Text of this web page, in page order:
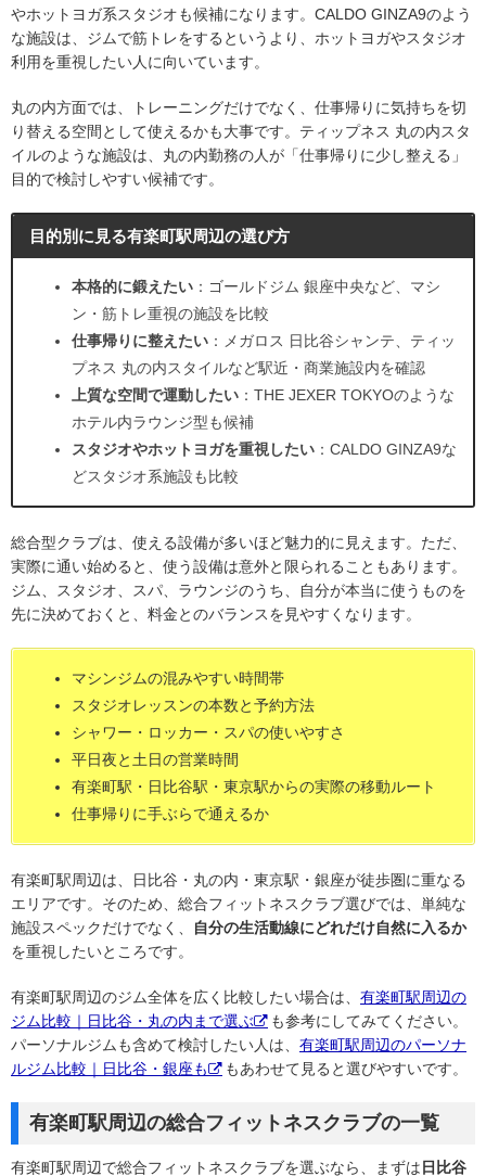
やホットヨガ系スタジオも候補になります。CALDO GINZA9のよう
な施設は、ジムで筋トレをするというより、ホットヨガやスタジオ
利用を重視したい人に向いています。
丸の内方面では、トレーニングだけでなく、仕事帰りに気持ちを切
り替える空間として使えるかも大事です。ティップネス 丸の内スタ
イルのような施設は、丸の内勤務の人が「仕事帰りに少し整える」
目的で検討しやすい候補です。
目的別に見る有楽町駅周辺の選び方
本格的に鍛えたい ：ゴールドジム 銀座中央など、マシ
ン・筋トレ重視の施設を比較
仕事帰りに整えたい ：メガロス 日比谷シャンテ、ティッ
プネス 丸の内スタイルなど駅近・商業施設内を確認
上質な空間で運動したい ：THE JEXER TOKYOのような
ホテル内ラウンジ型も候補
スタジオやホットヨガを重視したい ：CALDO GINZA9な
どスタジオ系施設も比較
総合型クラブは、使える設備が多いほど魅力的に見えます。ただ、
実際に通い始めると、使う設備は意外と限られることもあります。
ジム、スタジオ、スパ、ラウンジのうち、自分が本当に使うものを
先に決めておくと、料金とのバランスを見やすくなります。
マシンジムの混みやすい時間帯
スタジオレッスンの本数と予約方法
シャワー・ロッカー・スパの使いやすさ
平日夜と土日の営業時間
有楽町駅・日比谷駅・東京駅からの実際の移動ルート
仕事帰りに手ぶらで通えるか
有楽町駅周辺は、日比谷・丸の内・東京駅・銀座が徒歩圏に重なる
エリアです。そのため、総合フィットネスクラブ選びでは、単純な
施設スペックだけでなく、
自分の生活動線にどれだけ自然に入るか
を重視したいところです。
有楽町駅周辺のジム全体を広く比較したい場合は、 有楽町駅周辺の
ジム比較｜日比谷・丸の内まで選ぶ
も参考にしてみてください。
パーソナルジムも含めて検討したい人は、 有楽町駅周辺のパーソナ
ルジム比較｜日比谷・銀座も
もあわせて見ると選びやすいです。
有楽町駅周辺の総合フィットネスクラブの一覧
有楽町駅周辺で総合フィットネスクラブを選ぶなら、まずは 日比谷